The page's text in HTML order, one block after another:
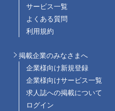
サービス一覧
よくある質問
利用規約
掲載企業のみなさまへ
企業様向け新規登録
企業様向けサービス一覧
求人誌への掲載について
ログイン